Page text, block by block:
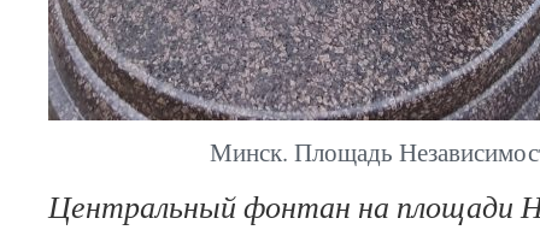
Минск. Площадь
Центральный фонтан на площади